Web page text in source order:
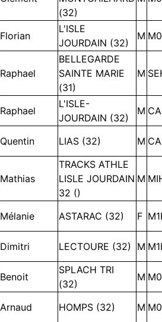
(32)
Florian
L'ISLE
JOURDAIN (32)
M
Raphael
BELLEGARDE
SAINTE MARIE
(31)
M
Raphael
L'ISLE-
JOURDAIN (32)
M
Quentin LIAS (32) M
Mathias
TRACKS ATHLE
LISLE JOURDAIN
32 ()
M
Mélanie ASTARAC (32) F
Dimitri LECTOURE (32) M
Benoit
SPLACH TRI
(32)
M
Arnaud HOMPS (32) M